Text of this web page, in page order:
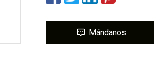
Mándanos